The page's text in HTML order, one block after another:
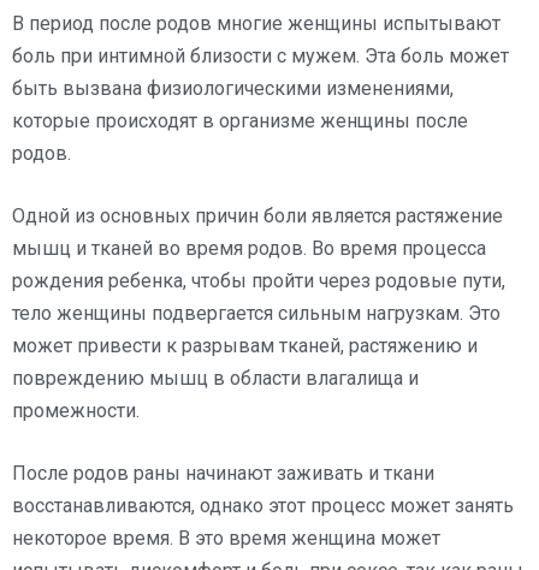
В период после родов многие женщины испытывают
боль при интимной близости с мужем. Эта боль может
быть вызвана физиологическими изменениями,
которые происходят в организме женщины после
родов.
Одной из основных причин боли является растяжение
мышц и тканей во время родов. Во время процесса
рождения ребенка, чтобы пройти через родовые пути,
тело женщины подвергается сильным нагрузкам. Это
может привести к разрывам тканей, растяжению и
повреждению мышц в области влагалища и
промежности.
После родов раны начинают заживать и ткани
восстанавливаются, однако этот процесс может занять
некоторое время. В это время женщина может